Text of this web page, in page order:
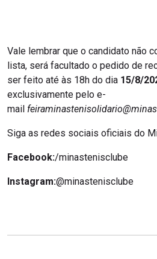
Vale lembrar que o candidato não
lista, será facultado o pedido de
ser feito até às 18h do dia 15/8/
exclusivamente pelo e-
mail
Siga as redes sociais oficiais do
Facebook:/minastenisclube
Instagram:@minastenisclube